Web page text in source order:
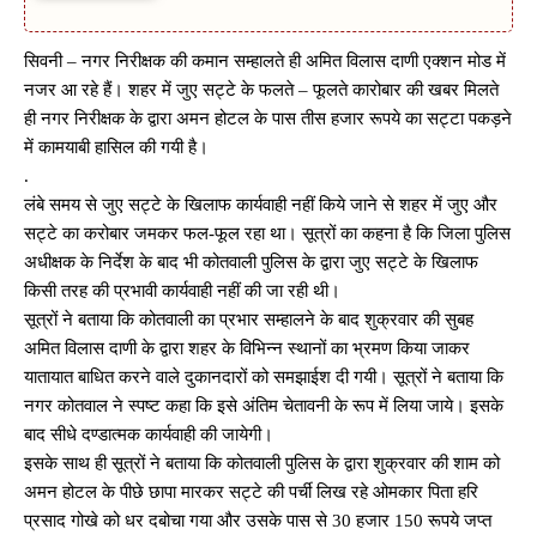
सिवनी – नगर निरीक्षक की कमान सम्हालते ही अमित विलास दाणी एक्शन मोड में
नजर आ रहे हैं। शहर में जुए सट्टे के फलते – फूलते कारोबार की खबर मिलते
ही नगर निरीक्षक के द्वारा अमन होटल के पास तीस हजार रूपये का सट्टा पकड़ने
में कामयाबी हासिल की गयी है।
.
लंबे समय से जुए सट्टे के खिलाफ कार्यवाही नहीं किये जाने से शहर में जुए और
सट्टे का करोबार जमकर फल-फूल रहा था। सूत्रों का कहना है कि जिला पुलिस
अधीक्षक के निर्देश के बाद भी कोतवाली पुलिस के द्वारा जुए सट्टे के खिलाफ
किसी तरह की प्रभावी कार्यवाही नहीं की जा रही थी।
सूत्रों ने बताया कि कोतवाली का प्रभार सम्हालने के बाद शुक्रवार की सुबह
अमित विलास दाणी के द्वारा शहर के विभिन्न स्थानों का भ्रमण किया जाकर
यातायात बाधित करने वाले दुकानदारों को समझाईश दी गयी। सूत्रों ने बताया कि
नगर कोतवाल ने स्पष्ट कहा कि इसे अंतिम चेतावनी के रूप में लिया जाये। इसके
बाद सीधे दण्डात्मक कार्यवाही की जायेगी।
इसके साथ ही सूत्रों ने बताया कि कोतवाली पुलिस के द्वारा शुक्रवार की शाम को
अमन होटल के पीछे छापा मारकर सट्टे की पर्ची लिख रहे ओमकार पिता हरि
प्रसाद गोखे को धर दबोचा गया और उसके पास से 30 हजार 150 रूपये जप्त